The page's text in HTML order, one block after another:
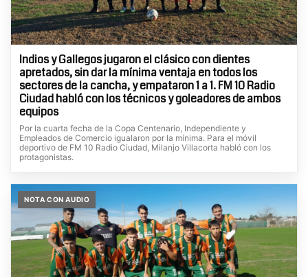
Indios y Gallegos jugaron el clásico con dientes
apretados, sin dar la mínima ventaja en todos los
sectores de la cancha, y empataron 1 a 1. FM 10 Radio
Ciudad habló con los técnicos y goleadores de ambos
equipos
Por la cuarta fecha de la Copa Centenario, Independiente y
Empleados de Comercio igualaron por la mínima. Para el móvil
deportivo de FM 10 Radio Ciudad, Milanjo Villacorta habló con los
protagonistas.
NOTA CON AUDIO